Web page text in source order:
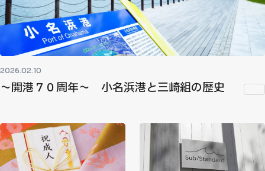
2026.02.10
～開港７０周年～ 小名浜港と三崎組の歴史